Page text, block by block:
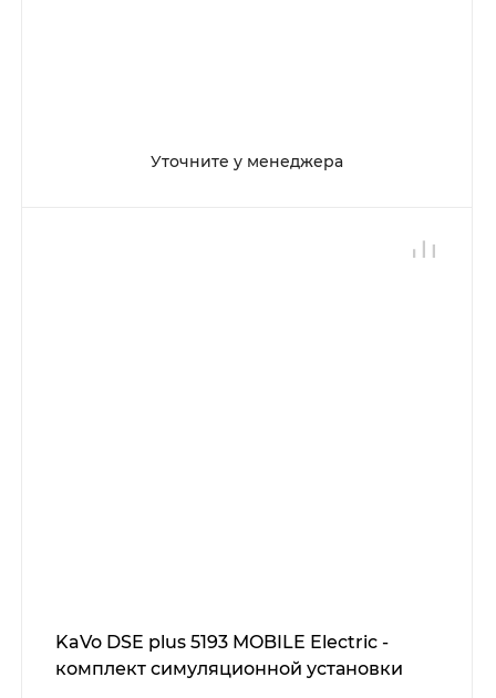
Уточните у менеджера
KaVo DSE plus 5193 MOBILE Electric -
комплект симуляционной установки